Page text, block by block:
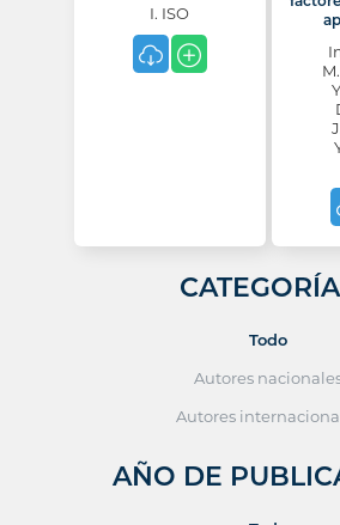
I. ISO
Todo
Autores
Autores
AÑO DE